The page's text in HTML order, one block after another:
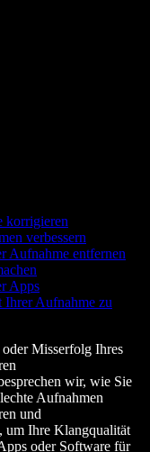
korrigieren
verbessern
Aufnahme entfernen
Apps
Ihrer Aufnahme zu
Misserfolg Ihres
wir, wie Sie
Aufnahmen
und
um Ihre Klangqualität
oder Software für